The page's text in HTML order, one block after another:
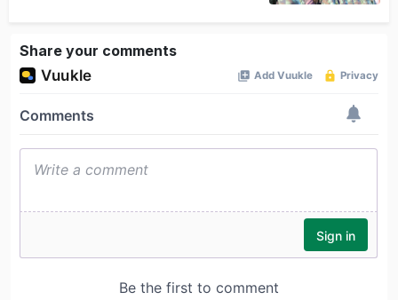
Share your comments